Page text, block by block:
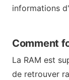
informations
Comment
La RAM est
de retrouver